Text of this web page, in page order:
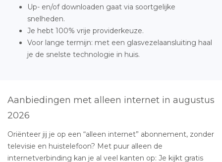
Up- en/of downloaden gaat via soortgelijke
snelheden.
Je hebt 100% vrije providerkeuze.
Voor lange termijn: met een glasvezelaansluiting haal
je de snelste technologie in huis.
Aanbiedingen met alleen internet in augustus
2026
Oriënteer jij je op een “alleen internet” abonnement, zonder
televisie en huistelefoon? Met puur alleen de
internetverbinding kan je al veel kanten op: Je kijkt gratis